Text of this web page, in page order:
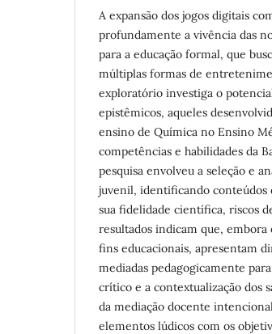
A expansão dos jogos digitais
profundamente a vivência das
para a educação formal, que
múltiplas formas de
exploratório investiga o
epistêmicos, aqueles
ensino de Química no Ensino
competências e habilidades da
pesquisa envolveu a seleção e
juvenil, identificando conteúdos
sua fidelidade científica, riscos
resultados indicam que, embora
fins educacionais, apresentam
mediadas pedagogicamente
crítico e a contextualização dos
da mediação docente
elementos lúdicos com os